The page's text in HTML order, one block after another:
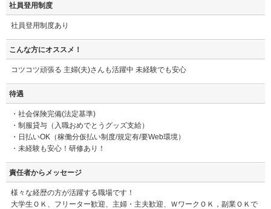
社員登用制度
社員登用制度あり
こんな方にオススメ！
コツコツ頑張る 主婦(夫)さんも活躍中 未経験でも安心
待遇
・社会保険完備(法定基準)
・制服貸与（入職おめでとうグッズ支給）
・日払いOK（稼働分仮払い制度/規定有/要Web環境）
・未経験も安心！研修あり！
責任者からメッセージ
様々な経歴の方が活躍する職場です！
大学生ＯＫ、フリーター歓迎、主婦・主夫歓迎、ＷワークＯＫ，副業ＯＫで